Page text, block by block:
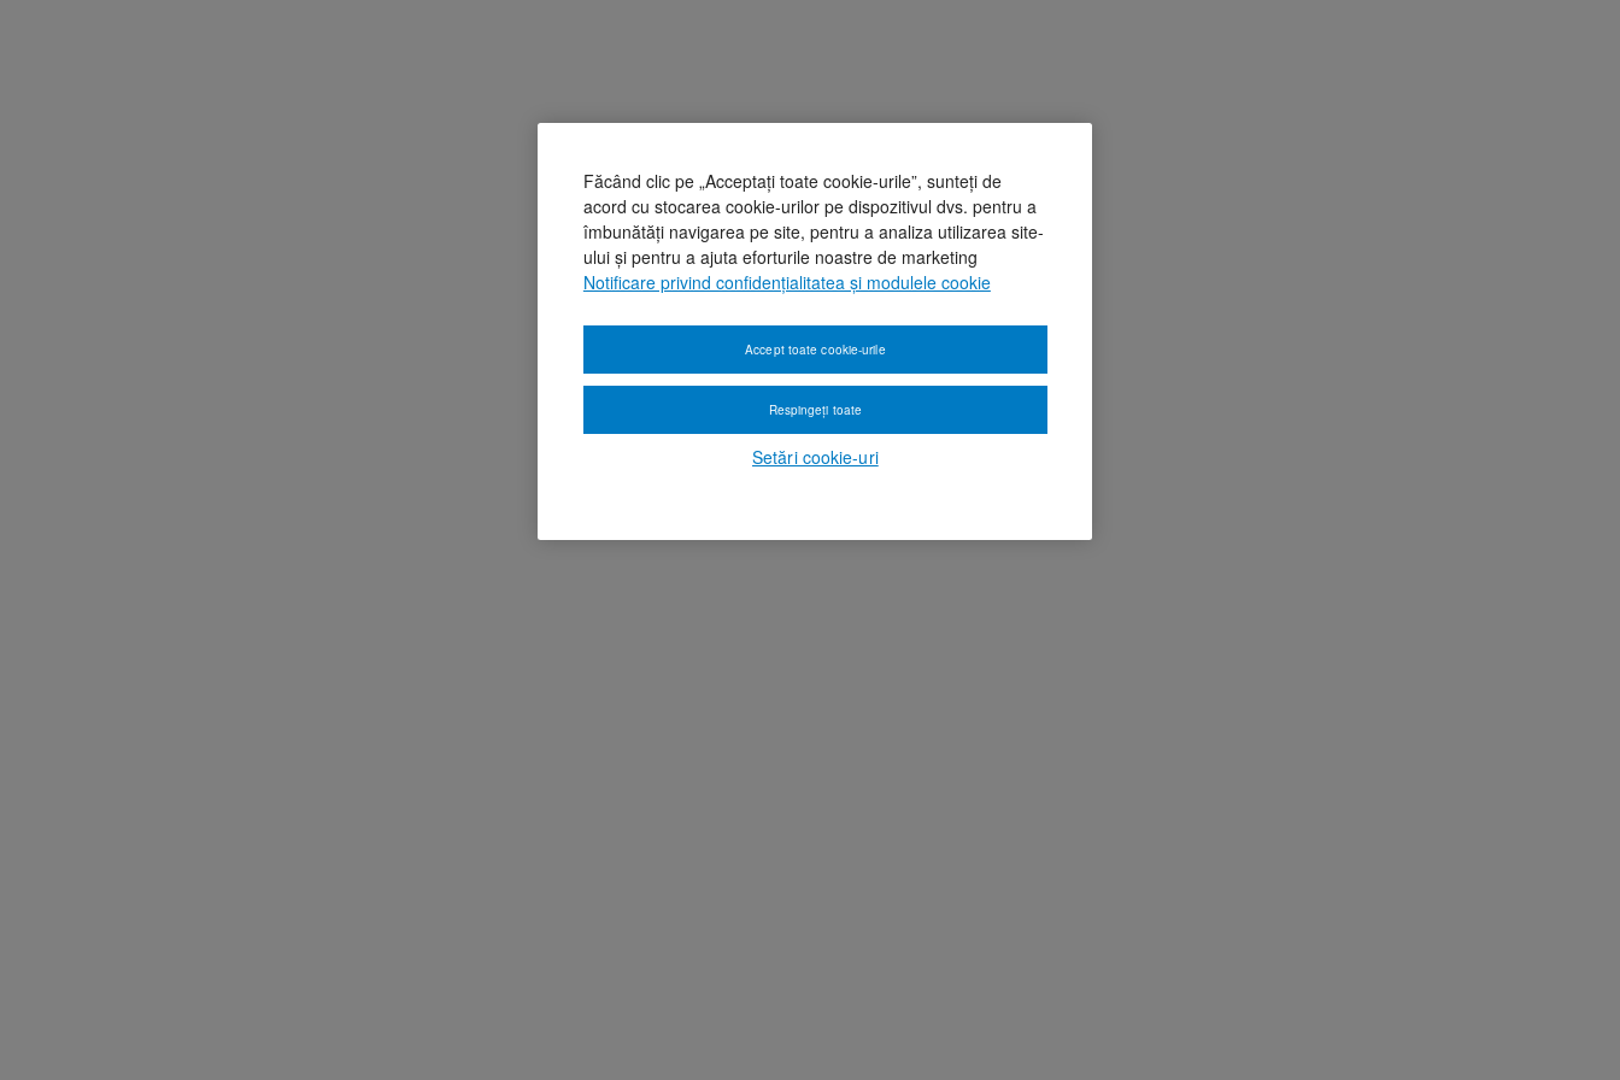
Făcând clic pe „Acceptați toate cookie-urile”, sunteți de
acord cu stocarea cookie-urilor pe dispozitivul dvs. pentru a
îmbunătăți navigarea pe site, pentru a analiza utilizarea site-
ului și pentru a ajuta eforturile noastre de marketing
Notificare privind confidențialitatea și modulele cookie
Setări cookie-uri
Respingeți toate
Accept toate cookie-urile